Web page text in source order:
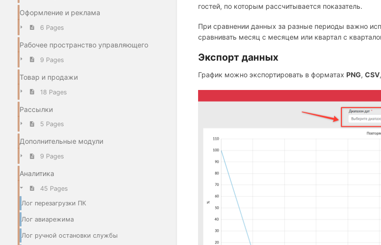
Оформление и реклама
6 Pages
Рабочее пространство управляющего
9 Pages
Товар и продажи
18 Pages
Рассылки
5 Pages
Дополнительные модули
9 Pages
Аналитика
45 Pages
Лог перезагрузки ПК
Лог авиарежима
Лог ручной остановки службы
гостей, по которым рассчитывается показатель.
При сравнении данных за разные периоды важно
сравнивать месяц с месяцем или квартал с
Экспорт данных
График можно экспортировать в форматах PNG, CSV,